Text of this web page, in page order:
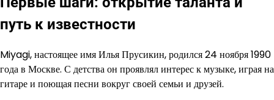
путь к известности
Miyagi, настоящее имя Илья Прусикин, родился 24 ноября 1990
года в Москве. С детства он проявлял интерес к музыке, играя на
гитаре и поющая песни вокруг своей семьи и друзей.